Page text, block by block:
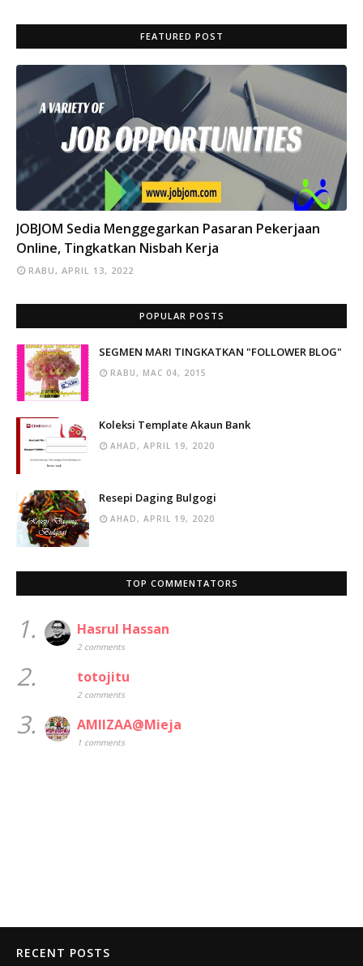
FEATURED POST
INFO
JOBJOM Sedia Menggegarkan Pasaran Pekerjaan
Online, Tingkatkan Nisbah Kerja
RABU, APRIL 13, 2022
POPULAR POSTS
SEGMEN MARI TINGKATKAN "FOLLOWER BLOG"
RABU, MAC 04, 2015
Koleksi Template Akaun Bank
AHAD, APRIL 19, 2020
Resepi Daging Bulgogi
AHAD, APRIL 19, 2020
TOP COMMENTATORS
1. Hasrul Hassan
2 comments
2. totojitu
2 comments
3. AMIIZAA@Mieja
1 comments
RECENT POSTS